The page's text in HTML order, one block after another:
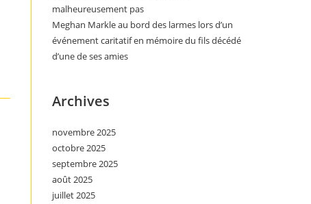
malheureusement pas
Meghan Markle au bord des larmes lors d’un
événement caritatif en mémoire du fils décédé
d’une de ses amies
Archives
novembre 2025
octobre 2025
septembre 2025
août 2025
juillet 2025